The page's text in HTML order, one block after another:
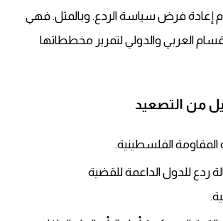
إعادة فرض سياسة الردع. وبالمثل. فهي
العربي والدولي لتمرير مخططاتها
من التصعيد
المقاومة الفلسطينية.
ردع للدول الداعمة للقضية